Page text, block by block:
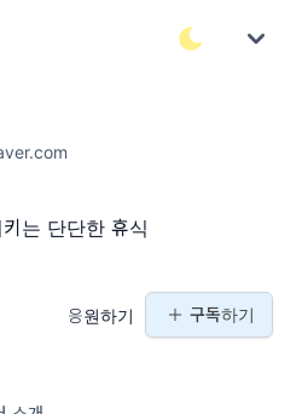
는 단단한 휴식
응원하기 구독하기